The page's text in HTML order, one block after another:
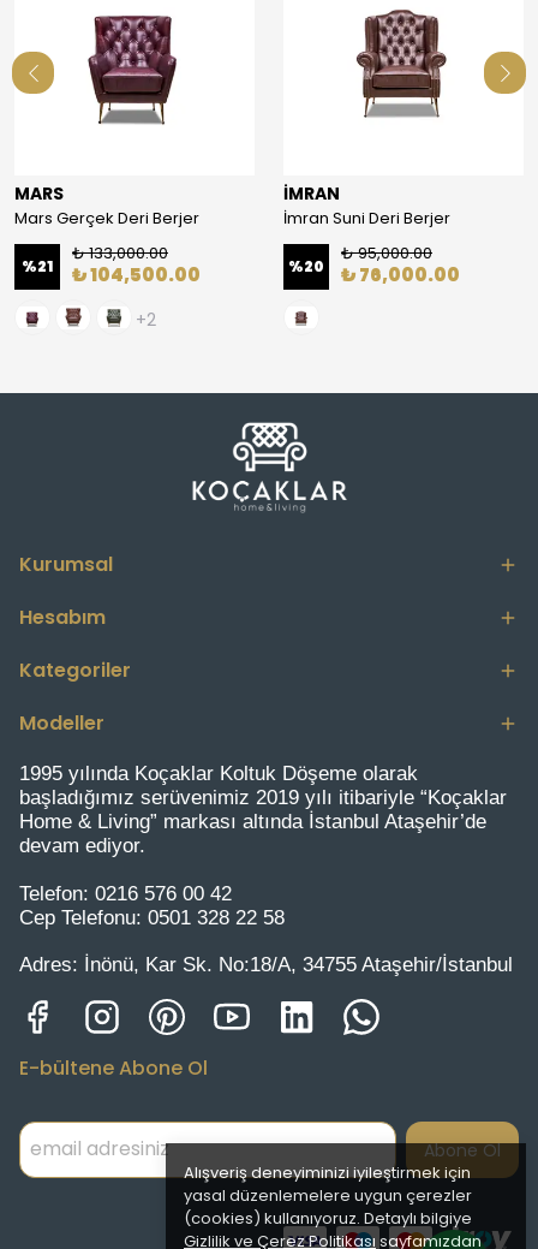
Alışveriş deneyiminizi iyileştirmek için
yasal düzenlemelere uygun çerezler
(cookies) kullanıyoruz. Detaylı bilgiye
Gizlilik ve Çerez Politikası sayfamızdan
MARS
Mars Gerçek Deri Berjer
%21
₺ 133,000.00
₺ 104,500.00
+2
İMRAN
İmran Suni Deri Berjer
%20
₺ 95,000.00
₺ 76,000.00
Kurumsal
Hesabım
Kategoriler
Modeller
1995 yılında Koçaklar Koltuk Döşeme olarak
başladığımız serüvenimiz 2019 yılı itibariyle “Koçaklar
Home & Living” markası altında İstanbul Ataşehir’de
devam ediyor.
Telefon: 0216 576 00 42
Cep Telefonu: 0501 328 22 58
Adres: İnönü, Kar Sk. No:18/A, 34755 Ataşehir/İstanbul
E-bültene Abone Ol
Abone Ol